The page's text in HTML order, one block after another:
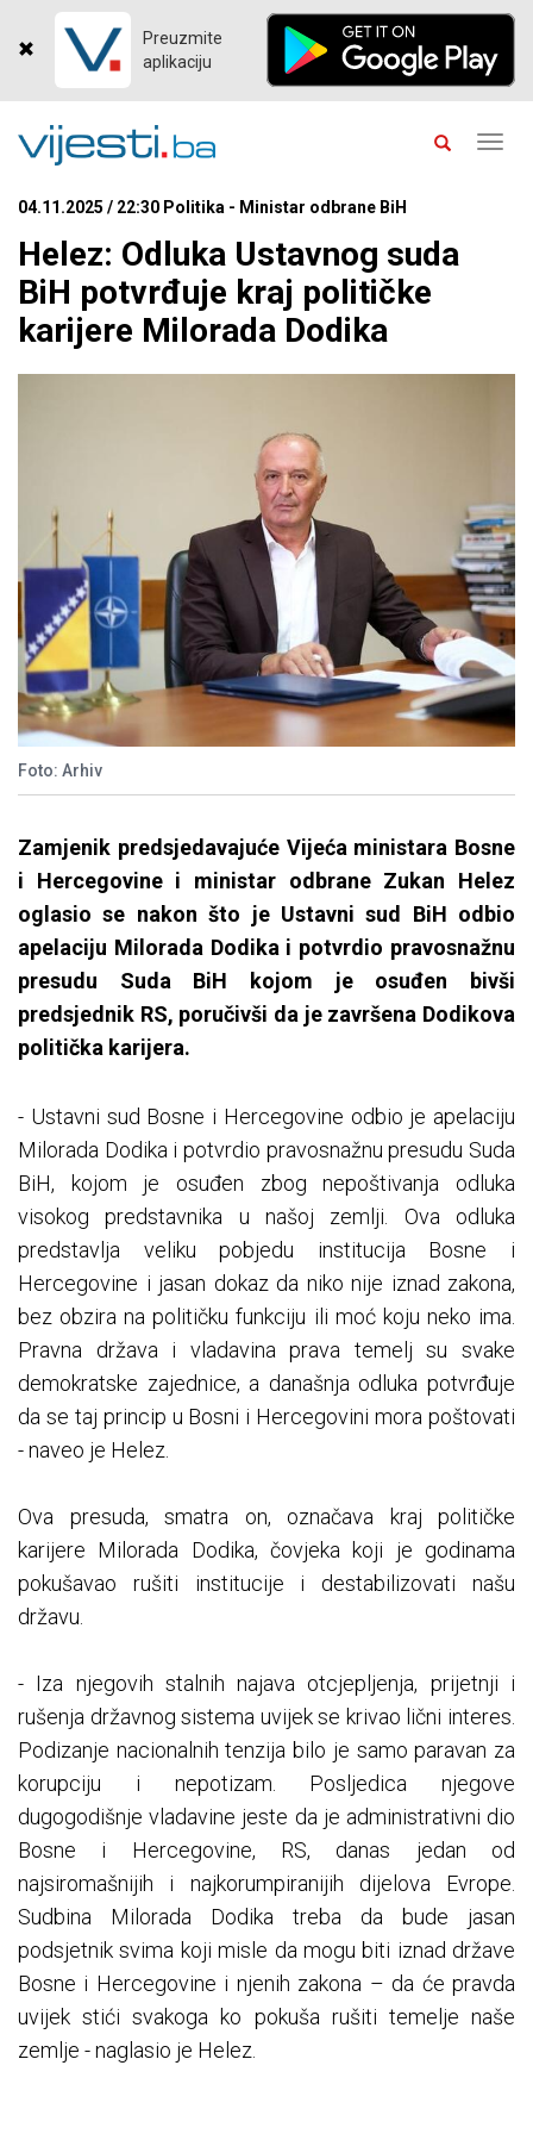
Preuzmite
aplikaciju
04.11.2025 / 22:30 Politika - Ministar odbrane BiH
Helez: Odluka Ustavnog suda
BiH potvrđuje kraj političke
karijere Milorada Dodika
Foto: Arhiv
Zamjenik predsjedavajuće Vijeća ministara Bosne
i Hercegovine i ministar odbrane Zukan Helez
oglasio se nakon što je Ustavni sud BiH odbio
apelaciju Milorada Dodika i potvrdio pravosnažnu
presudu Suda BiH kojom je osuđen bivši
predsjednik RS, poručivši da je završena Dodikova
politička karijera.
- Ustavni sud Bosne i Hercegovine odbio je apelaciju
Milorada Dodika i potvrdio pravosnažnu presudu Suda
BiH, kojom je osuđen zbog nepoštivanja odluka
visokog predstavnika u našoj zemlji. Ova odluka
predstavlja veliku pobjedu institucija Bosne i
Hercegovine i jasan dokaz da niko nije iznad zakona,
bez obzira na političku funkciju ili moć koju neko ima.
Pravna država i vladavina prava temelj su svake
demokratske zajednice, a današnja odluka potvrđuje
da se taj princip u Bosni i Hercegovini mora poštovati
- naveo je Helez.
Ova presuda, smatra on, označava kraj političke
karijere Milorada Dodika, čovjeka koji je godinama
pokušavao rušiti institucije i destabilizovati našu
državu.
- Iza njegovih stalnih najava otcjepljenja, prijetnji i
rušenja državnog sistema uvijek se krivao lični interes.
Podizanje nacionalnih tenzija bilo je samo paravan za
korupciju i nepotizam. Posljedica njegove
dugogodišnje vladavine jeste da je administrativni dio
Bosne i Hercegovine, RS, danas jedan od
najsiromašnijih i najkorumpiranijih dijelova Evrope.
Sudbina Milorada Dodika treba da bude jasan
podsjetnik svima koji misle da mogu biti iznad države
Bosne i Hercegovine i njenih zakona – da će pravda
uvijek stići svakoga ko pokuša rušiti temelje naše
zemlje - naglasio je Helez.